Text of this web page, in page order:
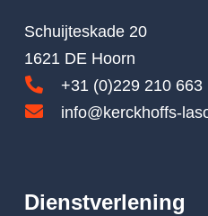
Schuijteskade 20
1621 DE Hoorn
+31 (0)229 210 663
info@kerckhoffs-
Dienstverlening